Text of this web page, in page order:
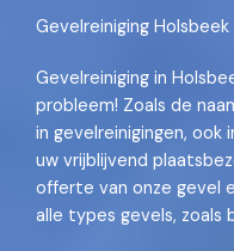
Gevelreiniging Holsbeek
Gevelreiniging in
probleem! Zoals de
in gevelreinigingen, ook
uw vrijblijvend
offerte van onze gevel
alle types gevels, zoals